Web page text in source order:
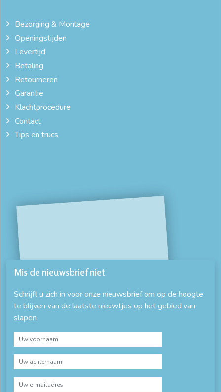
Bezorging & Montage
Openingstijden
Levertijd
Betaling
Retourneren
Garantie
Klachtprocedure
Contact
Tips en trucs
Mis de nieuwsbrief niet
Schrijft u zich in voor onze nieuwsbrief om op de hoogte
te blijven van de laatste nieuwtjes op het gebied van
slapen.